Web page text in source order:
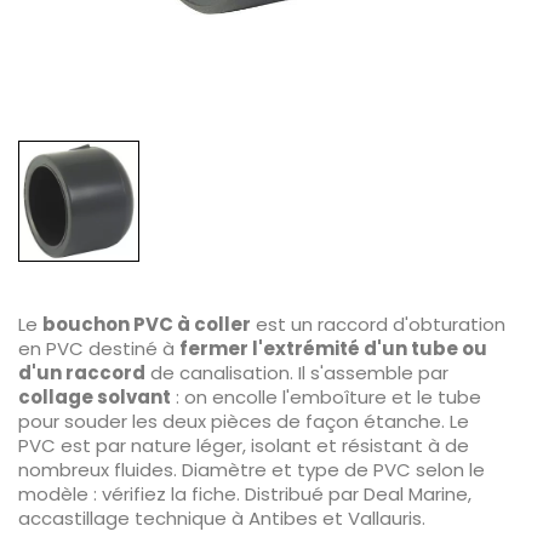
Le bouchon PVC à coller est un raccord d'obturation
en PVC destiné à fermer l'extrémité d'un tube ou
d'un raccord de canalisation. Il s'assemble par
collage solvant : on encolle l'emboîture et le tube
pour souder les deux pièces de façon étanche. Le
PVC est par nature léger, isolant et résistant à de
nombreux fluides. Diamètre et type de PVC selon le
modèle : vérifiez la fiche. Distribué par Deal Marine,
accastillage technique à Antibes et Vallauris.